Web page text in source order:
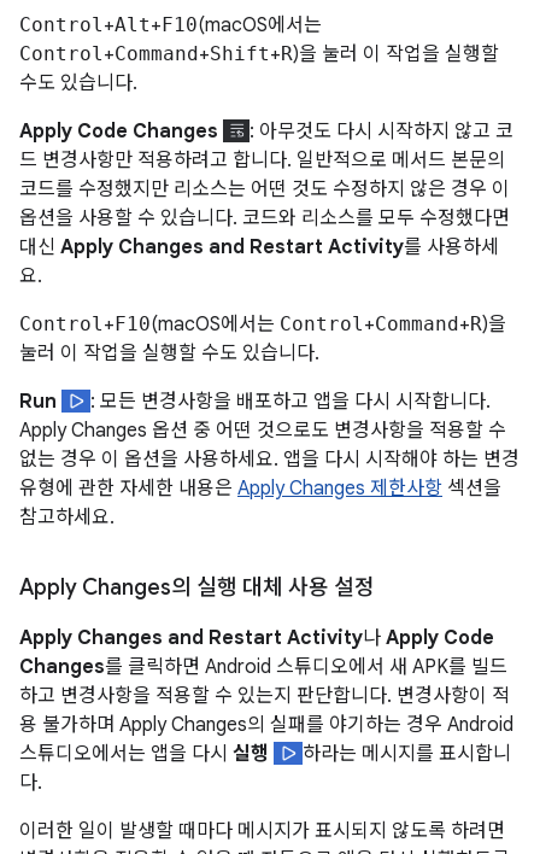
Control +Alt+F10(macOS에서는
Control +Command+Shift+R)을 눌러 이 작업을 실행할
수도 있습니다.
Apply Code Changes
: 아무것도 다시 시작하지 않고 코
드 변경사항만 적용하려고 합니다. 일반적으로 메서드 본문의
코드를 수정했지만 리소스는 어떤 것도 수정하지 않은 경우 이
옵션을 사용할 수 있습니다. 코드와 리소스를 모두 수정했다면
대신 Apply Changes and Restart Activity를 사용하세
요.
Control +F10(macOS에서는 Control +Command+R)을
눌러 이 작업을 실행할 수도 있습니다.
Run
: 모든 변경사항을 배포하고 앱을 다시 시작합니다.
Apply Changes 옵션 중 어떤 것으로도 변경사항을 적용할 수
없는 경우 이 옵션을 사용하세요. 앱을 다시 시작해야 하는 변경
유형에 관한 자세한 내용은 Apply Changes 제한사항 섹션을
참고하세요.
Apply Changes의 실행 대체 사용 설정
Apply Changes and Restart Activity나 Apply Code
Changes를 클릭하면 Android 스튜디오에서 새 APK를 빌드
하고 변경사항을 적용할 수 있는지 판단합니다. 변경사항이 적
용 불가하며 Apply Changes의 실패를 야기하는 경우 Android
스튜디오에서는 앱을 다시 실행
하라는 메시지를 표시합니
다.
이러한 일이 발생할 때마다 메시지가 표시되지 않도록 하려면